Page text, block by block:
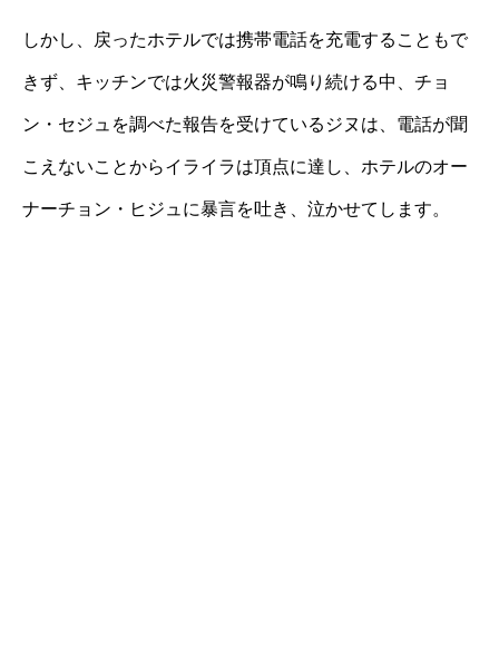
しかし、戻ったホテルでは携帯電話を充電することもで
きず、キッチンでは火災警報器が鳴り続ける中、チョ
ン・セジュを調べた報告を受けているジヌは、電話が聞
こえないことからイライラは頂点に達し、ホテルのオー
ナーチョン・ヒジュに暴言を吐き、泣かせてします。